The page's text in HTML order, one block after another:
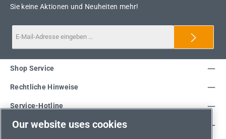
Sie keine Aktionen und Neuheiten mehr!
Service-Hotline
Shop Service
Rechtliche Hinweise
Unsere Vorteile
Our website uses cookies